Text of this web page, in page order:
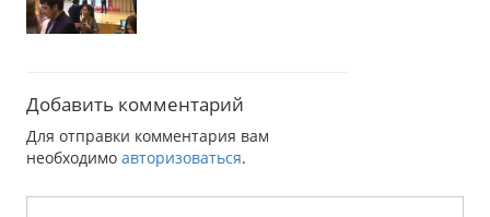
Добавить комментарий
Для отправки комментария вам
необходимо авторизоваться.